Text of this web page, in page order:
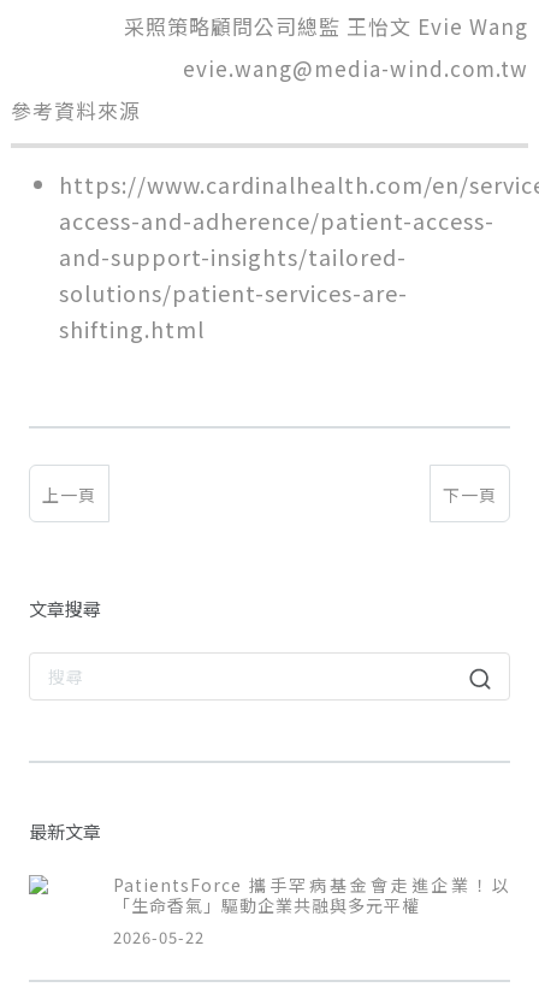
采照策略顧問公司總監 王怡文 Evie Wang
evie.wang@media-wind.com.tw
參考資料來源
https://www.cardinalhealth.com/en/
access-and-adherence/patient-access-
and-support-insights/tailored-
solutions/patient-services-are-
shifting.html
上一頁 下一頁
文章搜尋
最新文章
PatientsForce 攜手罕病基金會走進企業！以
「生命香氣」驅動企業共融與多元平權
2026-05-22